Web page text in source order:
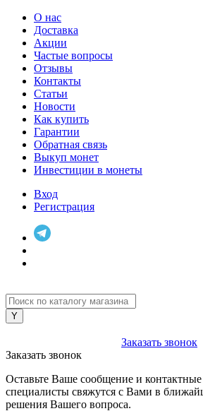
О нас
Доставка
Акции
Частые вопросы
Отзывы
Контакты
Статьи
Новости
Как купить
Гарантии
Обратная связь
Выкуп монет
Инвестиции в монеты
Вход
Регистрация
Заказать звонок
Заказать звонок
Оставьте Ваше сообщение и
специалисты свяжутся с Вами в
решения Вашего вопроса.